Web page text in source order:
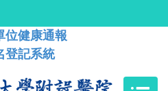
位健康通報
登記系統